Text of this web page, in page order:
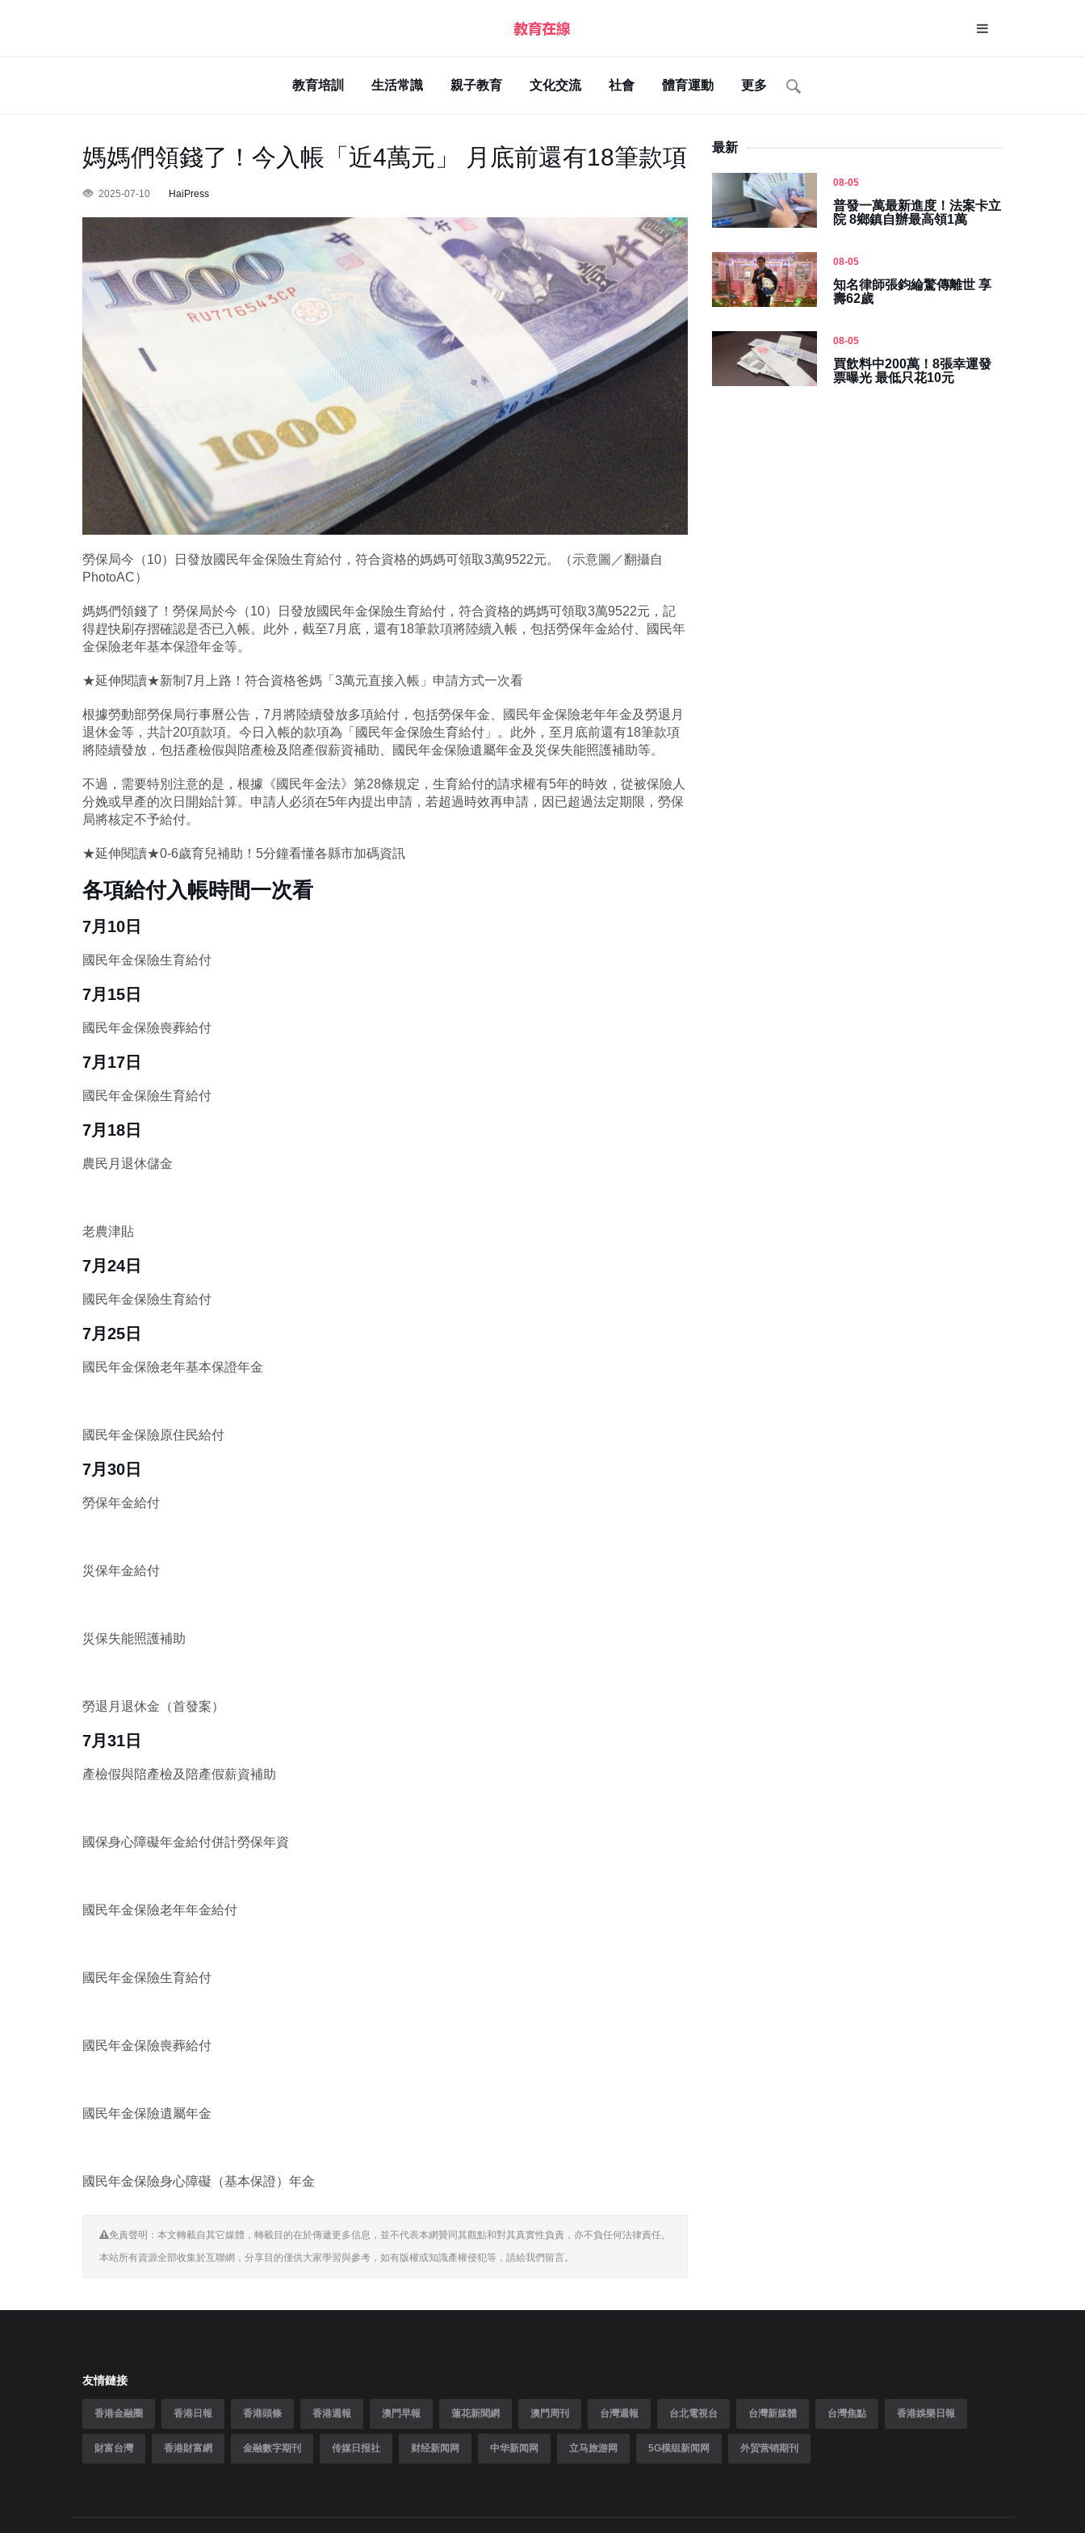
教育培訓 生活常識 親子教育 文化交流 社會 體育運動 更多
媽媽們領錢了！今入帳「近4萬元」 月底前還有18筆款項
2025-07-10 HaiPress
勞保局今（10）日發放國民年金保險生育給付，符合資格的媽媽可領取3萬9522元。（示意圖／翻攝自
PhotoAC）
媽媽們領錢了！勞保局於今（10）日發放國民年金保險生育給付，符合資格的媽媽可領取3萬9522元，記
得趕快刷存摺確認是否已入帳。此外，截至7月底，還有18筆款項將陸續入帳，包括勞保年金給付、國民年
金保險老年基本保證年金等。
★延伸閱讀★新制7月上路！符合資格爸媽「3萬元直接入帳」申請方式一次看
根據勞動部勞保局行事曆公告，7月將陸續發放多項給付，包括勞保年金、國民年金保險老年年金及勞退月
退休金等，共計20項款項。今日入帳的款項為「國民年金保險生育給付」。此外，至月底前還有18筆款項
將陸續發放，包括產檢假與陪產檢及陪產假薪資補助、國民年金保險遺屬年金及災保失能照護補助等。
不過，需要特別注意的是，根據《國民年金法》第28條規定，生育給付的請求權有5年的時效，從被保險人
分娩或早產的次日開始計算。申請人必須在5年內提出申請，若超過時效再申請，因已超過法定期限，勞保
局將核定不予給付。
★延伸閱讀★0-6歲育兒補助！5分鐘看懂各縣市加碼資訊
各項給付入帳時間一次看
7月10日
國民年金保險生育給付
7月15日
國民年金保險喪葬給付
7月17日
國民年金保險生育給付
7月18日
農民月退休儲金
老農津貼
7月24日
國民年金保險生育給付
7月25日
國民年金保險老年基本保證年金
國民年金保險原住民給付
7月30日
勞保年金給付
災保年金給付
災保失能照護補助
勞退月退休金（首發案）
7月31日
產檢假與陪產檢及陪產假薪資補助
國保身心障礙年金給付併計勞保年資
國民年金保險老年年金給付
國民年金保險生育給付
國民年金保險喪葬給付
國民年金保險遺屬年金
國民年金保險身心障礙（基本保證）年金
免責聲明：本文轉載自其它媒體，轉載目的在於傳遞更多信息，並不代表本網贊同其觀點和對其真實性負責，亦不負任何法律責任。
本站所有資源全部收集於互聯網，分享目的僅供大家學習與參考，如有版權或知識產權侵犯等，請給我們留言。
最新
08-05
普發一萬最新進度！法案卡立
院 8鄉鎮自辦最高領1萬
08-05
知名律師張鈞綸驚傳離世 享
壽62歲
08-05
買飲料中200萬！8張幸運發
票曝光 最低只花10元
友情鏈接
香港金融圈 香港日報 香港頭條 香港週報 澳門早報 蓮花新聞網 澳門周刊 台灣週報 台北電視台 台灣新媒體 台灣焦點 香港娛樂日報
財富台灣 香港財富網 金融數字期刊 传媒日报社 财经新闻网 中华新闻网 立马旅游网 5G模组新闻网 外贸营销期刊